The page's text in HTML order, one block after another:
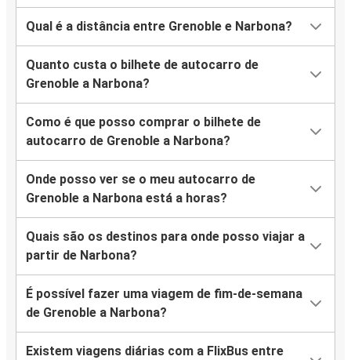
Qual é a distância entre Grenoble e Narbona?
Quanto custa o bilhete de autocarro de
Grenoble a Narbona?
Como é que posso comprar o bilhete de
autocarro de Grenoble a Narbona?
Onde posso ver se o meu autocarro de
Grenoble a Narbona está a horas?
Quais são os destinos para onde posso viajar a
partir de Narbona?
É possível fazer uma viagem de fim-de-semana
de Grenoble a Narbona?
Existem viagens diárias com a FlixBus entre